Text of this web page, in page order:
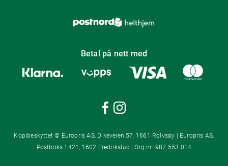
Betal på nett med
Kopibeskyttet © Europris AS, Dikeveien 57, 1661 Rolvsøy | Europris AS,
Postboks 1421, 1602 Fredrikstad | Org.nr: 987 553 014